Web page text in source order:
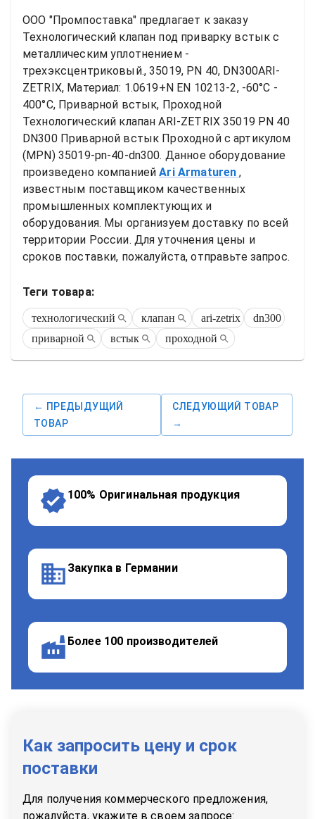
ООО "Промпоставка" предлагает к заказу
Технологический клапан под приварку встык с
металлическим уплотнением -
трехэксцентриковый., 35019, PN 40, DN300ARI-
ZETRIX, Материал: 1.0619+N EN 10213-2, -60°C -
400°C, Приварной встык, Проходной
Технологический клапан ARI-ZETRIX 35019 PN 40
DN300 Приварной встык Проходной с артикулом
(MPN) 35019-pn-40-dn300. Данное оборудование
произведено компанией Ari Armaturen ,
известным поставщиком качественных
промышленных комплектующих и
оборудования. Мы организуем доставку по всей
территории России. Для уточнения цены и
сроков поставки, пожалуйста, отправьте запрос.
Теги товара:
технологический клапан ari-zetrix
dn300
приварной
встык проходной
← ПРЕДЫДУЩИЙ
ТОВАР
СЛЕДУЮЩИЙ ТОВАР
→
100% Оригинальная продукция
Закупка в Германии
Более 100 производителей
Как запросить цену и срок
поставки
Для получения коммерческого предложения,
пожалуйста, укажите в своем запросе: